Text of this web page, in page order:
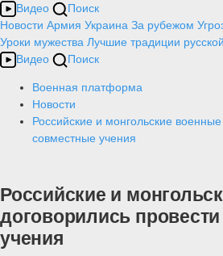
Видео
Поиск
Новости Армия Украина За рубежом
Уроки мужества Лучшие традиции
Видео
Поиск
Военная платформа
Новости
Российские и монгольские
совместные учения
Российские и
договорились
учения